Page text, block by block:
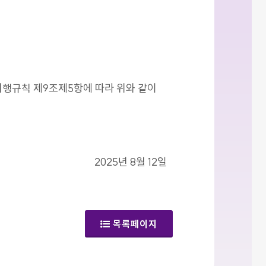
행규칙 제9조제5항에 따라 위와 같이
2025년 8월 12일
목록페이지